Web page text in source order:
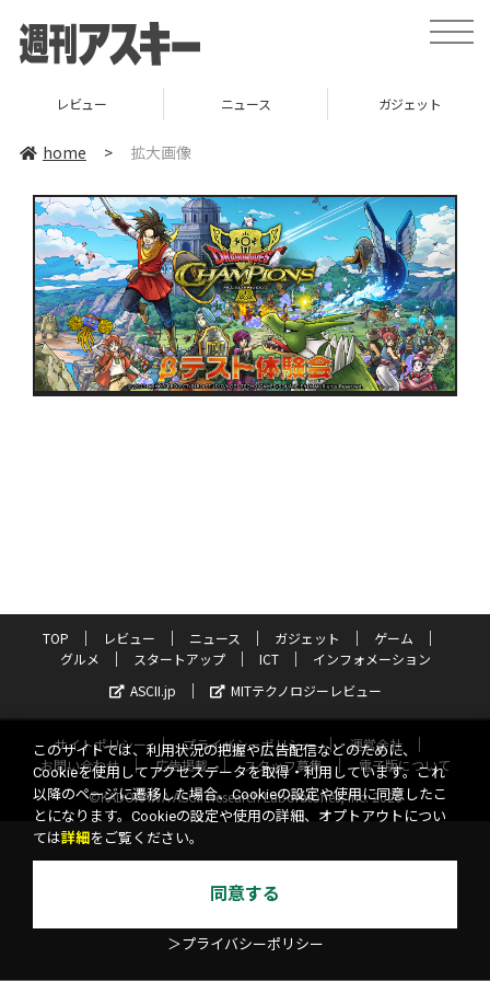
toggle
レビュー ニュース ガジェット
home > 拡大画像
TOP レビュー ニュース ガジェット
ゲーム
グルメ
スタートアップ ICT
インフォメーション
ASCII.jp
MITテクノロジーレビュー
サイトポリシー プライバシーポリシー
運営会社
お問い合わせ
広告掲載 スタッフ募集
電子版について
©KADOKAWA ASCII Research Laboratories, Inc. 2026
このサイトでは、利用状況の把握や広告配信などのために、
Cookieを使用してアクセスデータを取得・利用しています。これ
以降のページに遷移した場合、Cookieの設定や使用に同意したこ
とになります。Cookieの設定や使用の詳細、オプトアウトについ
ては詳細 をご覧ください。
同意する
＞プライバシーポリシー